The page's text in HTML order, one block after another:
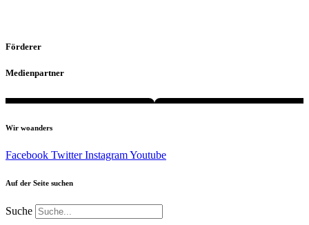
Förderer
Medienpartner
Wir woanders
Facebook Twitter InstagramYoutube
Auf der Seite suchen
Suche